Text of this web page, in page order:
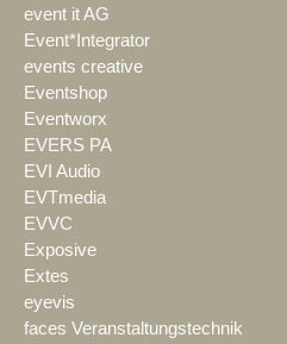
event it AG
Event*Integrator
events creative
Eventshop
Eventworx
EVERS PA
EVI Audio
EVTmedia
EVVC
Exposive
Extes
eyevis
faces Veranstaltungstechnik